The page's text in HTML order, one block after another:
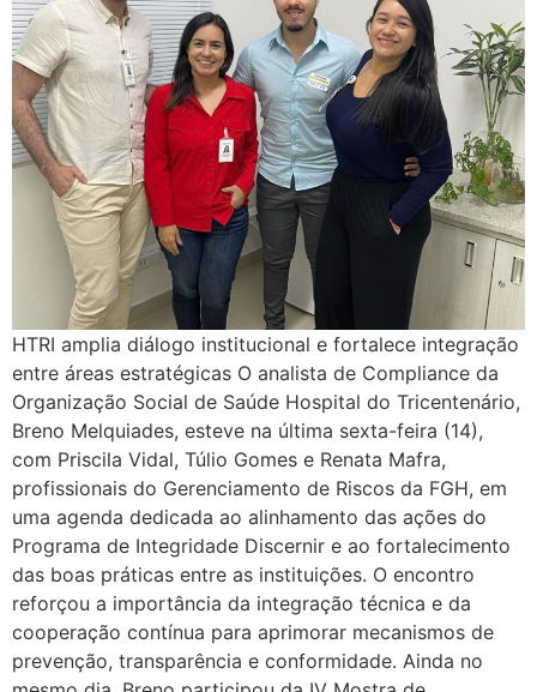
HTRI amplia diálogo institucional e fortalece integração
entre áreas estratégicas O analista de Compliance da
Organização Social de Saúde Hospital do Tricentenário,
Breno Melquiades, esteve na última sexta-feira (14),
com Priscila Vidal, Túlio Gomes e Renata Mafra,
profissionais do Gerenciamento de Riscos da FGH, em
uma agenda dedicada ao alinhamento das ações do
Programa de Integridade Discernir e ao fortalecimento
das boas práticas entre as instituições. O encontro
reforçou a importância da integração técnica e da
cooperação contínua para aprimorar mecanismos de
prevenção, transparência e conformidade. Ainda no